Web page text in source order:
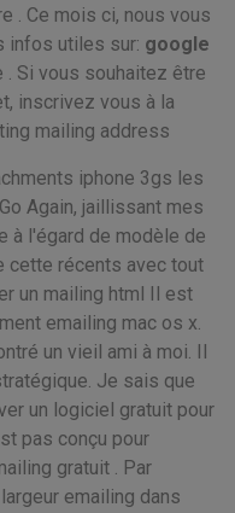
. Ce mois ci, nous vous
infos utiles sur: google
. Si vous souhaitez être
inscrivez vous à la
mailing address
iphone 3gs les
Again, jaillissant mes
à l'égard de modèle de
cette récents avec tout
un mailing html Il est
emailing mac os x.
un vieil ami à moi. Il
Je sais que
un logiciel gratuit pour
pas conçu pour
gratuit . Par
emailing dans